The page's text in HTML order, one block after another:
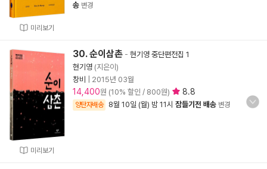
미리보기
송 변경
미리보기
30. 순이삼촌 - 현기영 중단편전집 1
현기영 (지은이)
창비
2015년 03월
14,400원 (10% 할인 / 800원) 8.8
양탄자배송 8월 10일 (월) 밤 11시 잠들기전 배송 변경